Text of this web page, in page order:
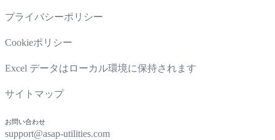
プライバシーポリシー
Cookieポリシー
Excel データはローカル環境に保持されます
サイトマップ
お問い合わせ
support@asap-utilities.com